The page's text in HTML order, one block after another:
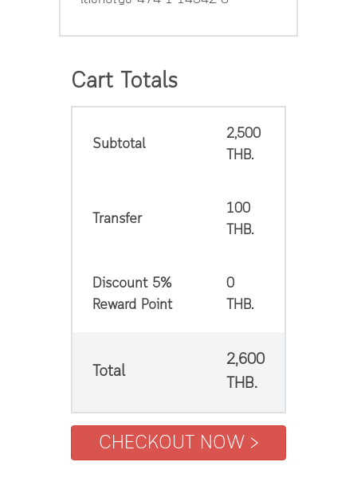
Cart Totals
Subtotal
2,500
THB.
Transfer
100
THB.
Discount 5%
Reward Point
0
THB.
Total
2,600
THB.